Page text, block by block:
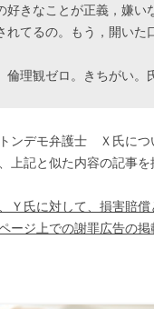
好きなことが正義，嫌い
れてるの。もう，開いた
理観ゼロ。きちがい。
ンデモ弁護士 Ｘ氏につ
上記と似た内容の記事を
Ｙ氏に対して、損害賠
ージ上での謝罪広告の掲